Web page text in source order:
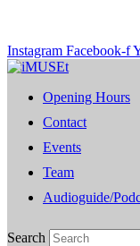
Instagram Facebook-f
Opening Hours
Contact
Events
Team
Audioguide/
Search